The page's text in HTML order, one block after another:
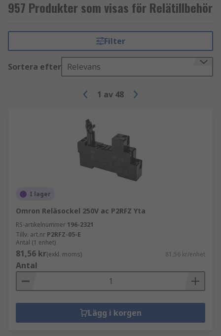
957 Produkter som visas för Relätillbehör
Filter
Sortera efter Relevans
1 av 48
I lager
Omron Reläsockel 250V ac P2RFZ Yta
RS-artikelnummer 196-2321
Tillv. art.nr P2RFZ-05-E
Antal (1 enhet)
81,56 kr(exkl. moms) 81,56 kr/enhet
Antal
Lägg i korgen